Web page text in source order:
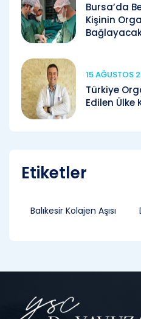
Bursa’da
Kişinin
15 AĞUSTOS
Türkiye
Edilen Ülke
Etiketler
Balıkesir Kolajen Aşısı